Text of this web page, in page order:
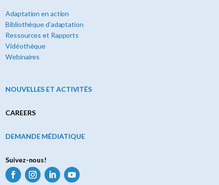
Adaptation en action
Bibliothèque d’adaptation
Ressources et Rapports
Vidéothèque
Webinaires
NOUVELLES ET ACTIVITÉS
CAREERS
DEMANDE MÉDIATIQUE
Suivez-nous!